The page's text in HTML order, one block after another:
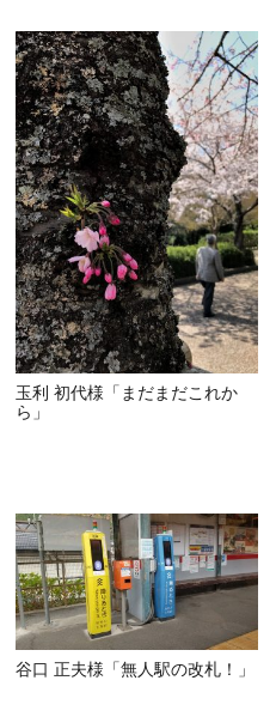
玉利 初代様「まだまだこれか
ら」
谷口 正夫様「無人駅の改札！」